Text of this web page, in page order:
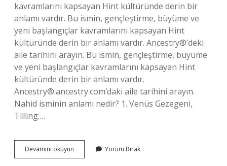
kavramlarını kapsayan Hint kültüründe derin bir
anlamı vardır. Bu ismin, gençleştirme, büyüme ve
yeni başlangıçlar kavramlarını kapsayan Hint
kültüründe derin bir anlamı vardır. Ancestry®’deki
aile tarihini arayın. Bu ismin, gençleştirme, büyüme
ve yeni başlangıçlar kavramlarını kapsayan Hint
kültüründe derin bir anlamı vardır.
Ancestry®.ancestry.com’daki aile tarihini arayın.
Nahid isminin anlamı nedir? 1. Venüs Gezegeni,
Tilling:…
Devamını okuyun
Isminin
Yorum Bırak